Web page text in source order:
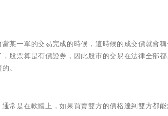
某一單的交易完成的時候，這時候的成交價就會
股票算是有價證券，因此股市的交易在法律全部
。
常是在軟體上，如果買賣雙方的價格達到雙方都